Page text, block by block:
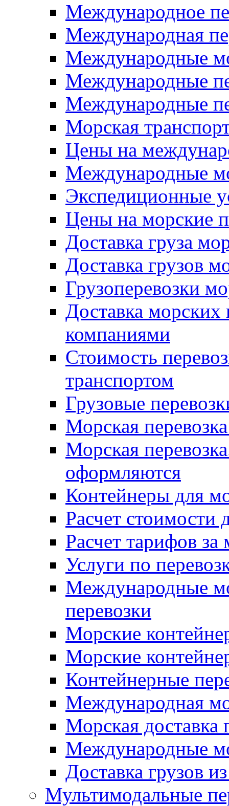
Международное
Международная
Международные
Международные
Международные
Морская
Цены на
Международные
Экспедиционные
Цены на морские
Доставка груза
Доставка грузов
Грузоперевозки
Доставка морских
компаниями
Стоимость
транспортом
Грузовые
Морская
Морская
оформляются
Контейнеры для
Расчет стоимости
Расчет тарифов за
Услуги по
Международные
перевозки
Морские
Морские
Контейнерные
Международная
Морская доставка
Международные
Доставка грузов
Мультимодальные